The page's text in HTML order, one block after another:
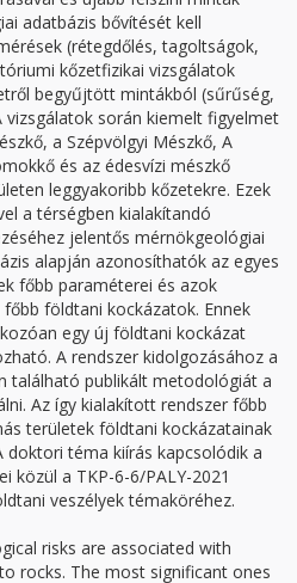
adatbázis bővítését kell
(rétegdőlés, tagoltságok,
kőzetfizikai vizsgálatok
begyűjtött mintákból (sűrűség,
vizsgálatok során kiemelt figyelmet
a Szépvölgyi Mészkő, A
és az édesvízi mészkő
leggyakoribb kőzetekre. Ezek
a térségben kialakítandó
jelentős mérnökgeológiai
alapján azonosíthatók az egyes
főbb paraméterei és azok
földtani kockázatok. Ennek
egy új földtani kockázat
A rendszer kidolgozásához a
található publikált metodológiát a
Az így kialakított rendszer főbb
területek földtani kockázatainak
doktori téma kiírás kapcsolódik a
közül a TKP-6-6/PALY-2021
veszélyek témaköréhez.
risks are associated with
rocks. The most significant ones